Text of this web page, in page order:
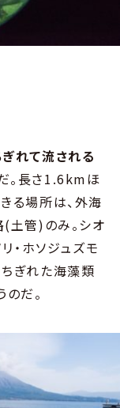
れて流される
。長さ1.6kmほ
る場所は、外海
土管)のみ。シオ
・ホソジュズモ
ぎれた海藻類
だ。